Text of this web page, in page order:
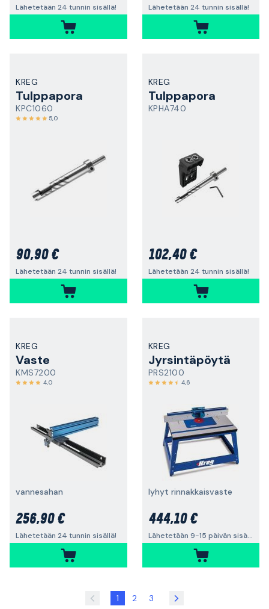
Lähetetään 24 tunnin sisällä! Lähetetään 24 tunnin sisällä!
KREG
Tulppapora
KPC1060
5,0
90,90 €
Lähetetään 24 tunnin sisällä!
KREG
Tulppapora
KPHA740
102,40 €
Lähetetään 24 tunnin sisällä!
KREG
Vaste
KMS7200
4,0
vannesahan
256,90 €
Lähetetään 24 tunnin sisällä!
KREG
Jyrsintäpöytä
PRS2100
4,6
lyhyt rinnakkaisvaste
444,10 €
Lähetetään 9-15 päivän sisällä
1 2 3